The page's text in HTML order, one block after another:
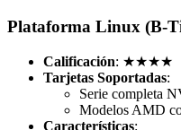
Plataforma Linux (B-
Calificación: ★★★★
Tarjetas Soportadas:
Serie completa
Modelos AMD
Características: